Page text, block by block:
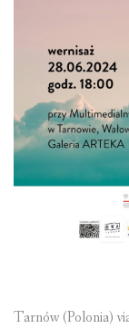
Tarnów (Polonia)